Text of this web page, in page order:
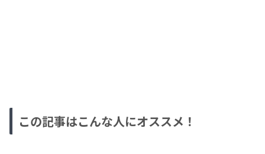
この記事はこんな人にオススメ！